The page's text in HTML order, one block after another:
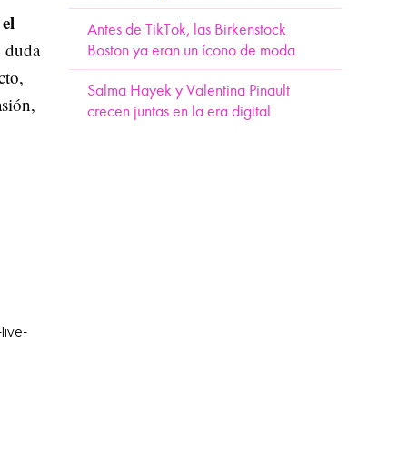
Antes de TikTok, las Birkenstock
Boston ya eran un ícono de moda
Salma Hayek y Valentina Pinault
crecen juntas en la era digital
duda